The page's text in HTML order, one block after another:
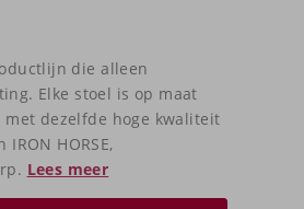
die alleen
Elke stoel is op maat
dezelfde hoge kwaliteit
HORSE,
Lees meer